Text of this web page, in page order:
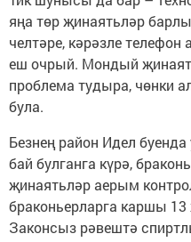
яңа төр җинаятьләр
челтәре, кәрәзле
еш очрый. Мондый
проблема тудыра, чөнки
була.
Безнең район Идел
бай булганга күрә,
җинаятьләр аерым
браконьерларга каршы
Законсыз рәвештә